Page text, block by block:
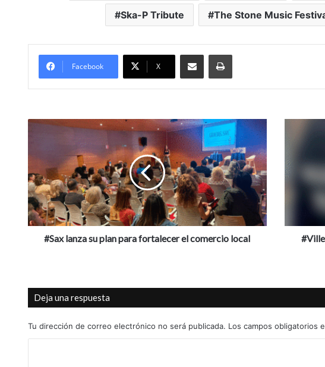
Ska-P Tribute The Stone Music
Facebook X
Compartir por Mail Imprimir
#Sax
plan
para
fortalecer
el
comercio
local
#Sax lanza su plan para fortalecer el comercio local
12
nuevos
agentes
Local
Deja una respuesta
Tu dirección de correo electrónico no será publicada. Los campos obligatorios